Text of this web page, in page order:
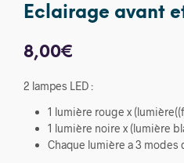
Eclairage avant
8,00€
2 lampes LED :
1 lumière rouge x
1 lumière noire x (lumière
Chaque lumière a 3 modes